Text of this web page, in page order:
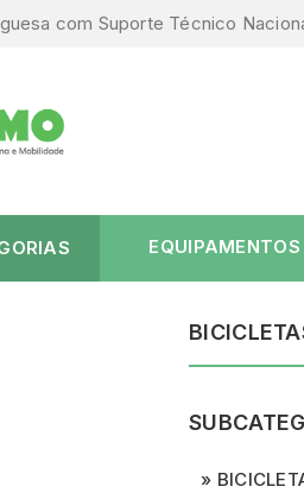
com Suporte Técnico
EQUIPAMENTOS